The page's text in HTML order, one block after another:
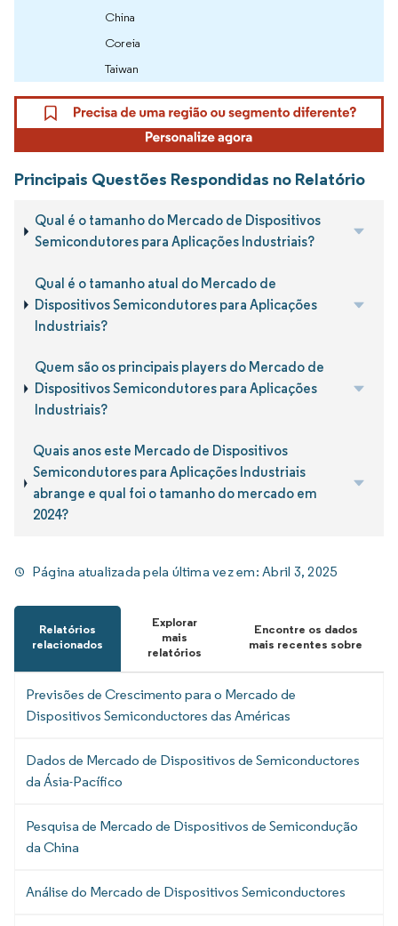
China
Coreia
Taiwan
Principais Questões Respondidas no Relatório
Qual é o tamanho do Mercado de Dispositivos
Semicondutores para Aplicações Industriais?
Qual é o tamanho atual do Mercado de
Dispositivos Semicondutores para Aplicações
Industriais?
Quem são os principais players do Mercado de
Dispositivos Semicondutores para Aplicações
Industriais?
Quais anos este Mercado de Dispositivos
Semicondutores para Aplicações Industriais
abrange e qual foi o tamanho do mercado em
2024?
Página atualizada pela última vez em:Abril 3, 2025
Relatórios
relacionados
Explorar
mais
relatórios
Encontre os dados
mais recentes sobre
Previsões de Crescimento para o Mercado de
Dispositivos Semiconductores das Américas
Dados de Mercado de Dispositivos de Semiconductores
da Ásia-Pacífico
Pesquisa de Mercado de Dispositivos de Semicondução
da China
Análise do Mercado de Dispositivos Semiconductores